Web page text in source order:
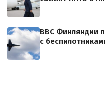
ВВС Финляндии
с